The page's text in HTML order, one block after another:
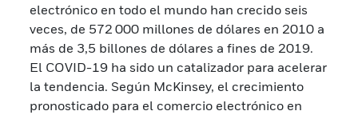
electrónico en todo el mundo han crecido seis
veces, de 572 000 millones de dólares en 2010 a
más de 3,5 billones de dólares a fines de 2019.
El COVID-19 ha sido un catalizador para acelerar
la tendencia. Según McKinsey, el crecimiento
pronosticado para el comercio electrónico en